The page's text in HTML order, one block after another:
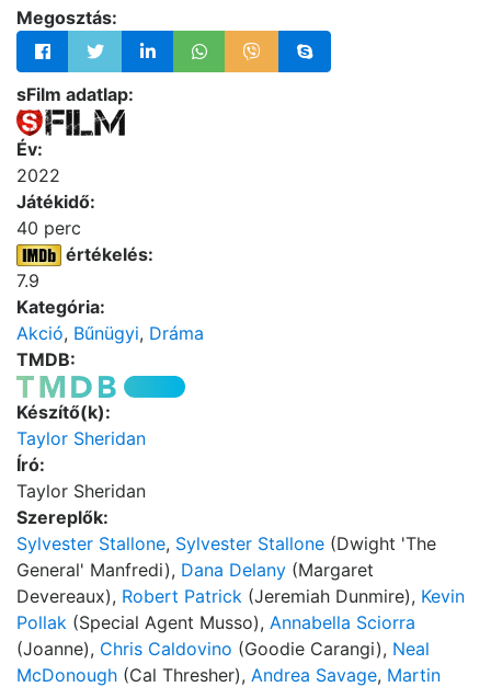
Megosztás:
sFilm adatlap:
Év:
2022
Játékidő:
40 perc
értékelés:
7.9
Kategória:
Akció, Bűnügyi, Dráma
TMDB:
Készítő(k):
Taylor Sheridan
Író:
Taylor Sheridan
Szereplők:
Sylvester Stallone, Sylvester Stallone (Dwight 'The
General' Manfredi), Dana Delany (Margaret
Devereaux), Robert Patrick (Jeremiah Dunmire), Kevin
Pollak (Special Agent Musso), Annabella Sciorra
(Joanne), Chris Caldovino (Goodie Carangi), Neal
McDonough (Cal Thresher), Andrea Savage, Martin